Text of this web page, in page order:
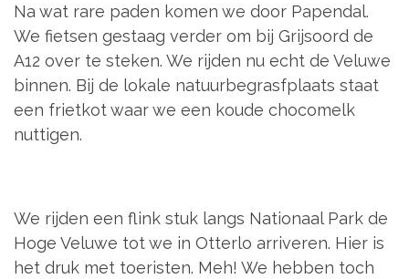
Na wat rare paden komen we door Papendal.
We fietsen gestaag verder om bij Grijsoord de
A12 over te steken. We rijden nu echt de Veluwe
binnen. Bij de lokale natuurbegrasfplaats staat
een frietkot waar we een koude chocomelk
nuttigen.
We rijden een flink stuk langs Nationaal Park de
Hoge Veluwe tot we in Otterlo arriveren. Hier is
het druk met toeristen. Meh! We hebben toch